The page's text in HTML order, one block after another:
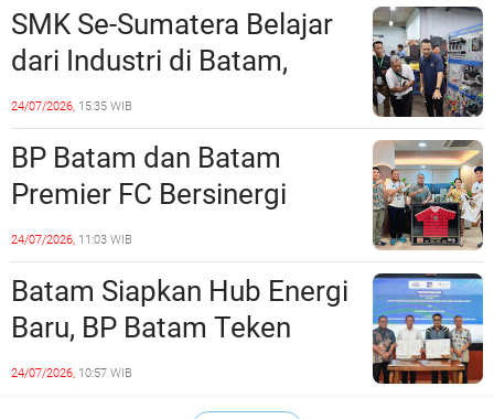
SMK Se-Sumatera Belajar
dari Industri di Batam,
Siapkan Lulusan Siap Kerja
Era Digital
24/07/2026, 15:35 WIB
BP Batam dan Batam
Premier FC Bersinergi
Cetak Generasi Emas
Sepak Bola Kepri
24/07/2026, 11:03 WIB
Batam Siapkan Hub Energi
Baru, BP Batam Teken
Kesepakatan Strategis
24/07/2026, 10:57 WIB